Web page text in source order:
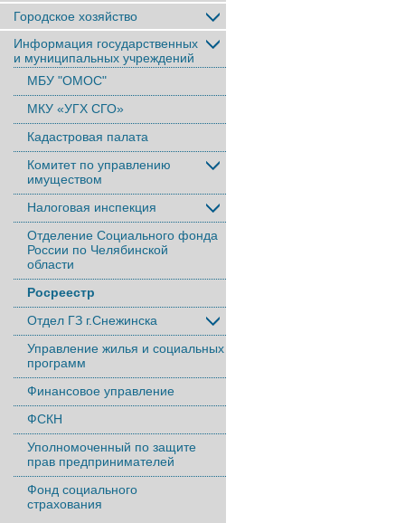
Городское хозяйство
Информация государственных
и муниципальных учреждений
МБУ "ОМОС"
МКУ «УГХ СГО»
Кадастровая палата
Комитет по управлению
имуществом
Налоговая инспекция
Отделение Социального фонда
России по Челябинской
области
Росреестр
Отдел ГЗ г.Снежинска
Управление жилья и социальных
программ
Финансовое управление
ФСКН
Уполномоченный по защите
прав предпринимателей
Фонд социального
страхования